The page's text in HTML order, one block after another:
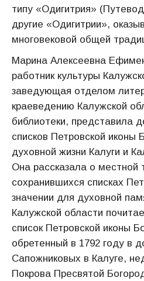
типу «Одигитрия»
другие «Одигитрии»,
многовековой общей
Марина Алексеевна
работник культуры
заведующая отделом
краеведению Калужской
библиотеки, представила
списков Петровской иконы
духовной жизни Калуги и
Она рассказала о местной
сохранившихся списках
значении для духовной
Калужской области
список Петровской иконы
обретенный в 1792 году в
Сапожниковых в Калуге,
Покрова Пресвятой